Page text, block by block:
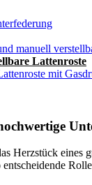
manuell
Lattenroste
mit
Herzstück eines
entscheidende